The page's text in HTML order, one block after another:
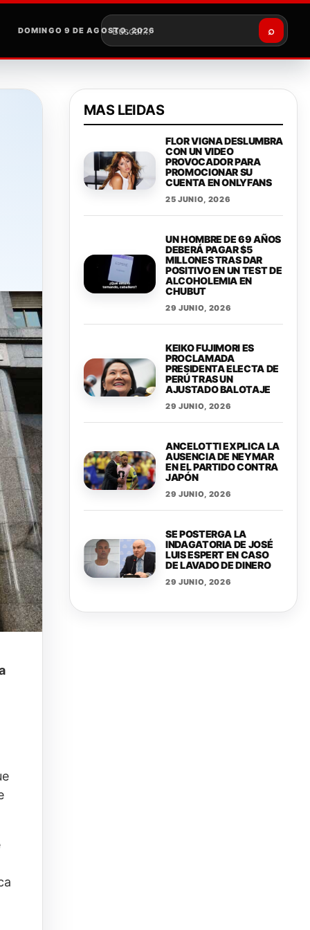
DOMINGO 9 DE AGOSTO, 2026
Buscar
⌕
MAS LEIDAS
FLOR VIGNA DESLUMBRA
CON UN VIDEO
PROVOCADOR PARA
PROMOCIONAR SU
CUENTA EN ONLYFANS
25 JUNIO, 2026
UN HOMBRE DE 69 AÑOS
DEBERÁ PAGAR $5
MILLONES TRAS DAR
POSITIVO EN UN TEST DE
ALCOHOLEMIA EN
CHUBUT
29 JUNIO, 2026
KEIKO FUJIMORI ES
PROCLAMADA
PRESIDENTA ELECTA DE
PERÚ TRAS UN
AJUSTADO BALOTAJE
29 JUNIO, 2026
ANCELOTTI EXPLICA LA
AUSENCIA DE NEYMAR
EN EL PARTIDO CONTRA
JAPÓN
29 JUNIO, 2026
SE POSTERGA LA
INDAGATORIA DE JOSÉ
LUIS ESPERT EN CASO
DE LAVADO DE DINERO
29 JUNIO, 2026